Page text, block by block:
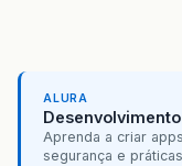
ALURA
Aprenda a criar
segurança e